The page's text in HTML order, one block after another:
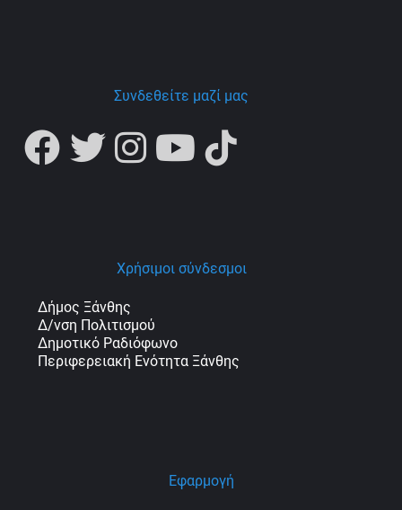
Συνδεθείτε μαζί μας
Χρήσιμοι σύνδεσμοι
Δήμος Ξάνθης
Δ/νση Πολιτισμού
Δημοτικό Ραδιόφωνο
Περιφερειακή Ενότητα Ξάνθης
Εφαρμογή